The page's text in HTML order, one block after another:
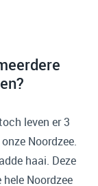
leven er 3
Noordzee.
haai. Deze
Noordzee